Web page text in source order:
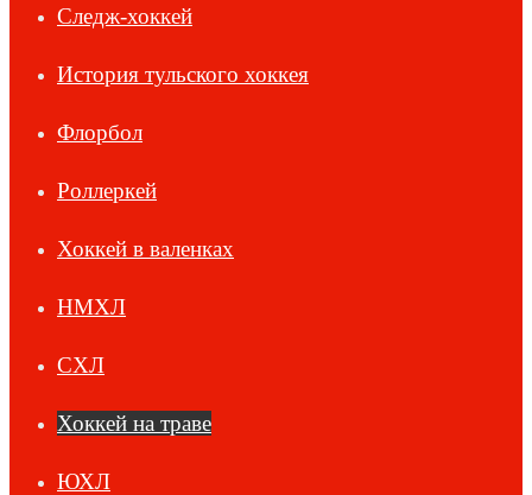
Следж-хоккей
История тульского хоккея
Флорбол
Роллеркей
Хоккей в валенках
НМХЛ
СХЛ
Хоккей на траве
ЮХЛ